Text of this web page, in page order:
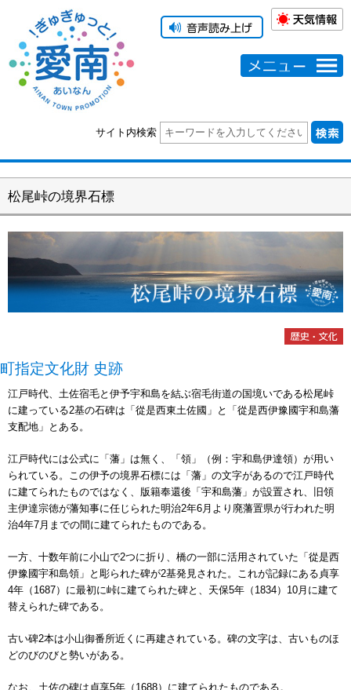
メニュー
サイト内検索
松尾峠の境界石標
町指定文化財 史跡
江戸時代、土佐宿毛と伊予宇和島を結ぶ宿毛街道の国境いである松尾峠
に建っている2基の石碑は「從是西東土佐國」と「從是西伊豫國宇和島藩
支配地」とある。
江戸時代には公式に「藩」は無く、「領」（例：宇和島伊達領）が用い
られている。この伊予の境界石標には「藩」の文字があるので江戸時代
に建てられたものではなく、版籍奉還後「宇和島藩」が設置され、旧領
主伊達宗徳が藩知事に任じられた明治2年6月より廃藩置県が行われた明
治4年7月までの間に建てられたものである。
一方、十数年前に小山で2つに折り、橋の一部に活用されていた「從是西
伊豫國宇和島領」と彫られた碑が2基発見された。これが記録にある貞享
4年（1687）に最初に峠に建てられた碑と、天保5年（1834）10月に建て
替えられた碑である。
古い碑2本は小山御番所近くに再建されている。碑の文字は、古いものほ
どのびのびと勢いがある。
なお、土佐の碑は貞享5年（1688）に建てられたものである。